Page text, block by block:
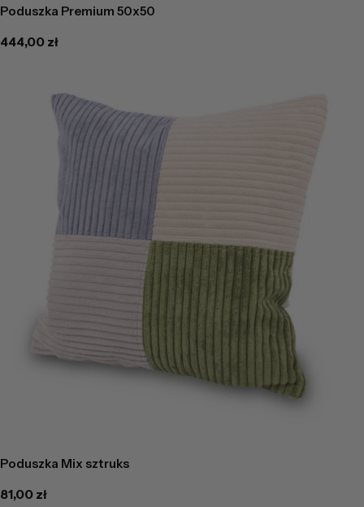
Poduszka Premium 50x50
Cena
444,00 zł
Poduszka Mix sztruks
Cena
81,00 zł